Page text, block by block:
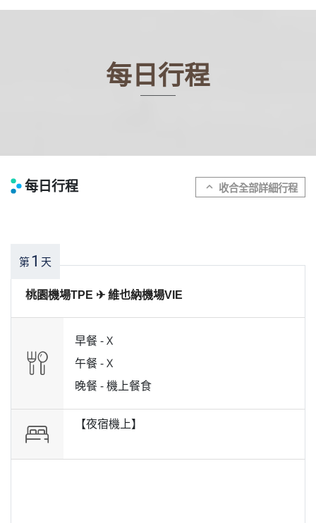
每日行程
每日行程 expand_more
第1 天
桃園機場TPE ✈ 維也納機場VIE
早餐 -X
午餐 -X
晚餐 -機上餐食
【夜宿機上】